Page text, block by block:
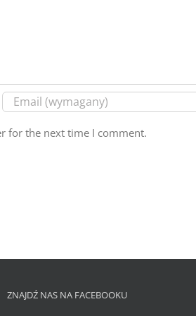
for the next time I comment.
ZNAJDŹ NAS NA FACEBOOKU